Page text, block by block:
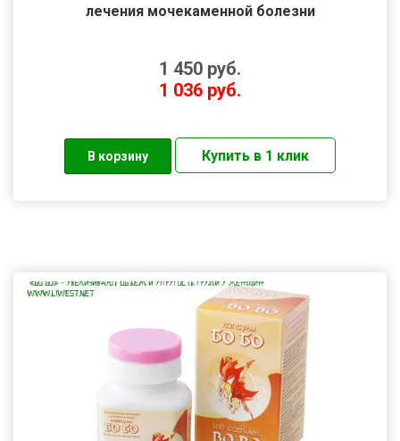
лечения мочекаменной болезни
1 450 руб.
1 036 руб.